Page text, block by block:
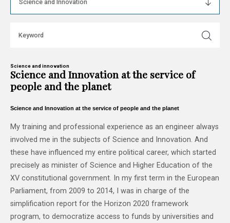
Science and innovation
Science and Innovation at the service of
people and the planet
Science and Innovation at the service of people and the planet
My training and professional experience as an engineer always
involved me in the subjects of Science and Innovation. And
these have influenced my entire political career, which started
precisely as minister of Science and Higher Education of the
XV constitutional government. In my first term in the European
Parliament, from 2009 to 2014, I was in charge of the
simplification report for the Horizon 2020 framework
program, to democratize access to funds by universities and